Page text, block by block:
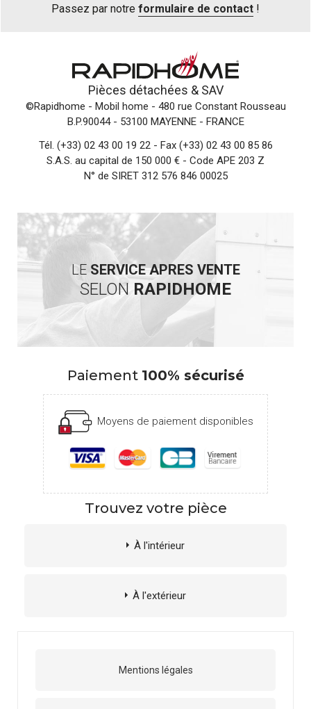
Passez par notre formulaire de contact !
Pièces détachées & SAV
©Rapidhome - Mobil home - 480 rue Constant Rousseau
B.P.90044 - 53100 MAYENNE - FRANCE
Tél. (+33) 02 43 00 19 22- Fax (+33) 02 43 00 85 86
S.A.S. au capital de 150 000 € - Code APE 203 Z
N° de SIRET 312 576 846 00025
LE SERVICE APRES VENTE
SELON RAPIDHOME
Paiement 100% sécurisé
Moyens de paiement disponibles
Trouvez votre pièce
À l'intérieur
À l'extérieur
Mentions légales